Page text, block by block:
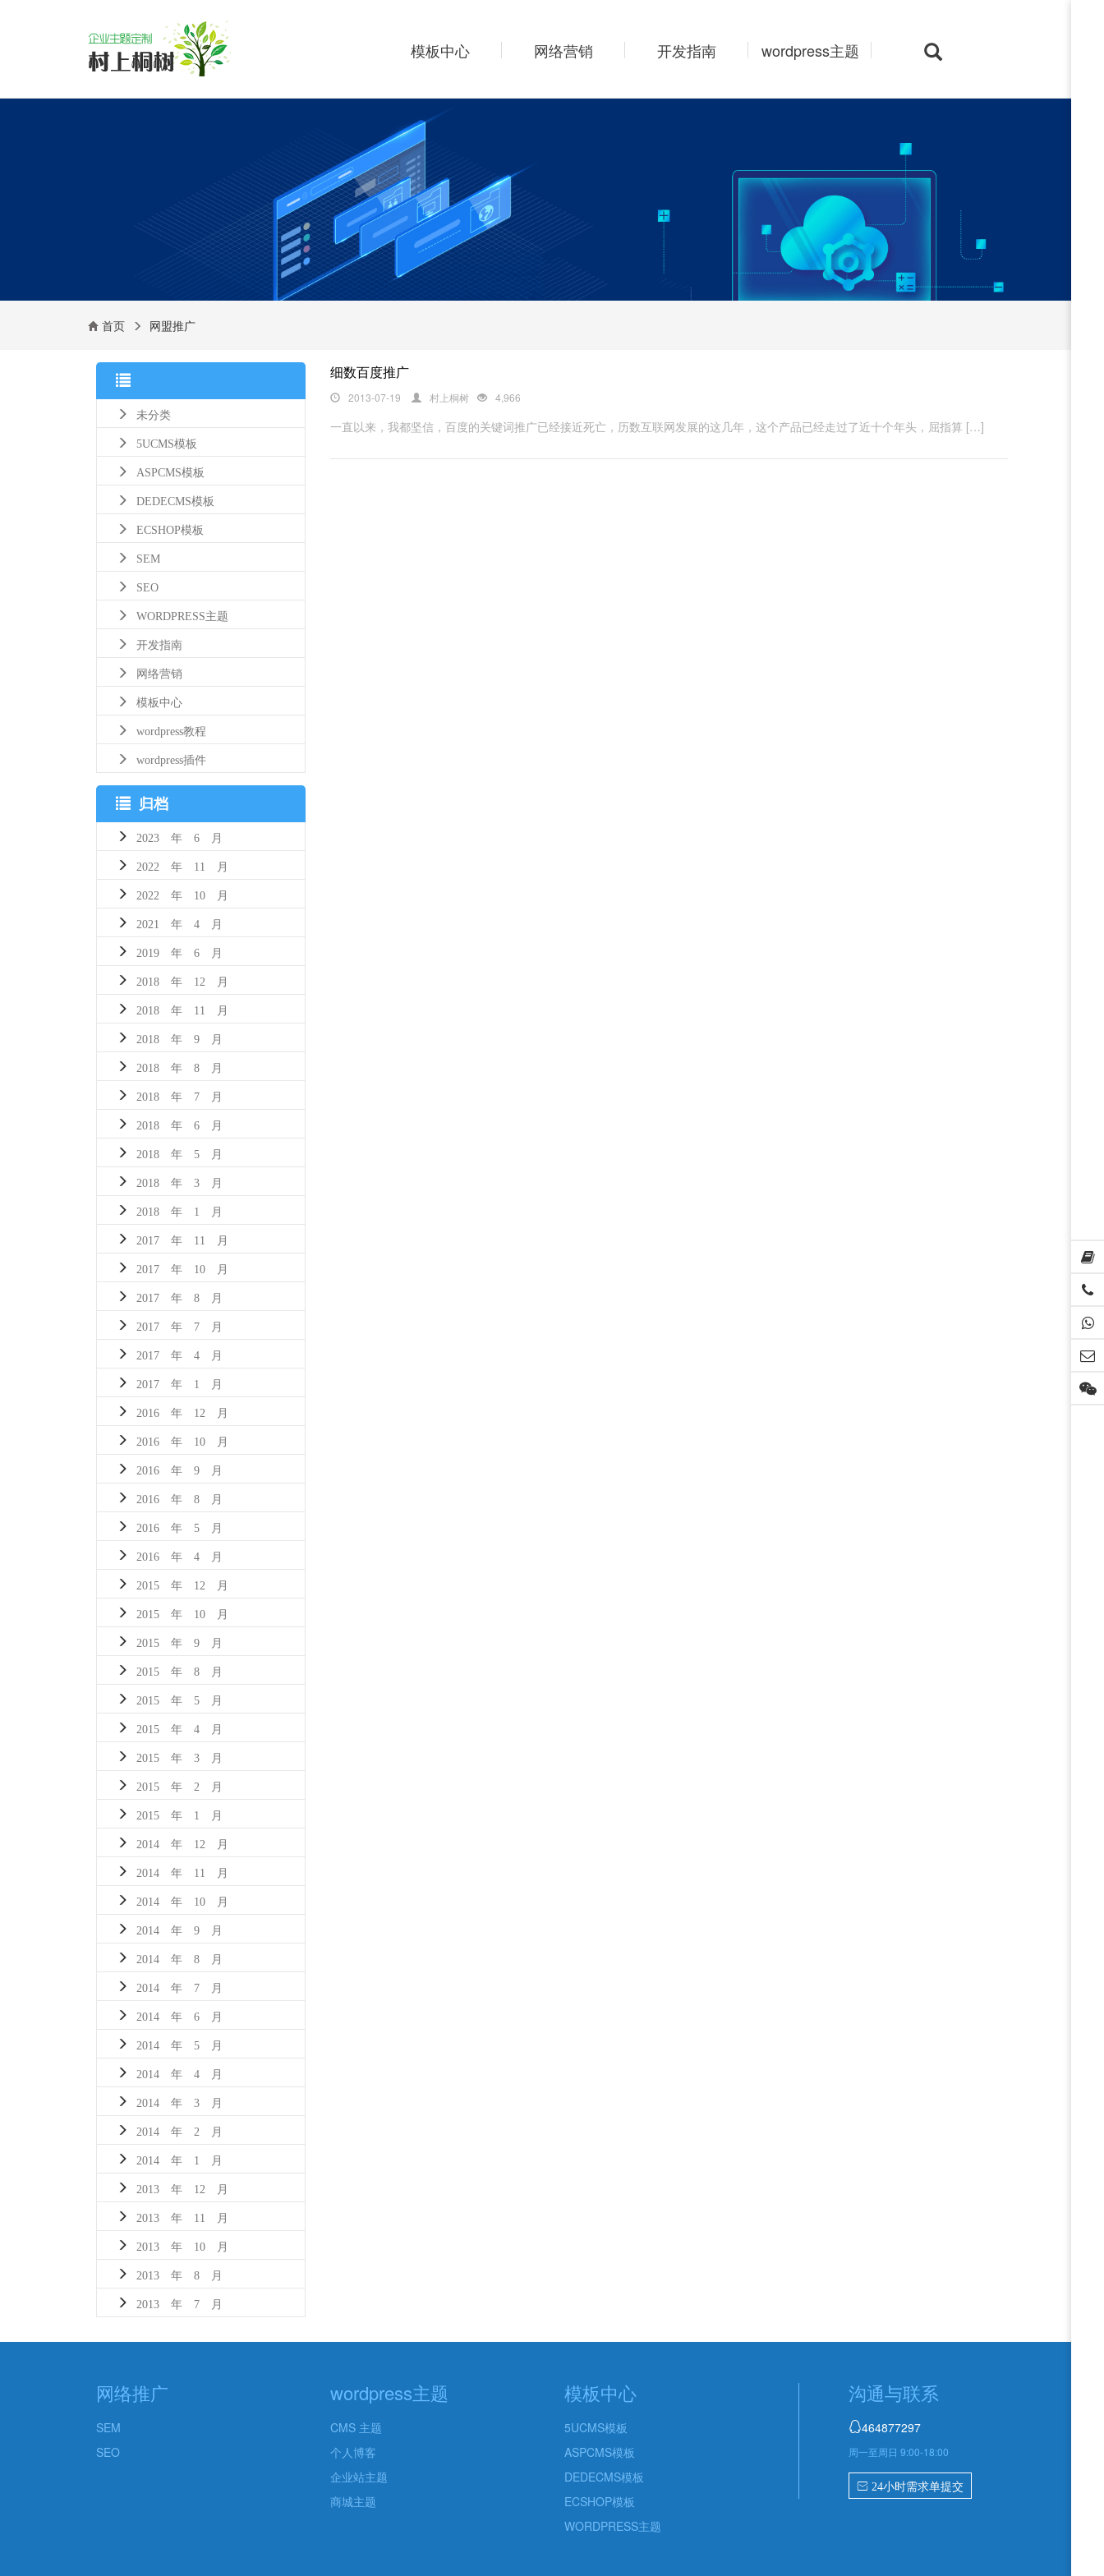
模板中心 网络营销 开发指南 wordpress主题
首页 网盟推广
未分类
5UCMS模板
ASPCMS模板
DEDECMS模板
ECSHOP模板
SEM
SEO
WORDPRESS主题
开发指南
网络营销
模板中心
wordpress教程
wordpress插件
归档
2023 年 6 月
2022 年 11 月
2022 年 10 月
2021 年 4 月
2019 年 6 月
2018 年 12 月
2018 年 11 月
2018 年 9 月
2018 年 8 月
2018 年 7 月
2018 年 6 月
2018 年 5 月
2018 年 3 月
2018 年 1 月
2017 年 11 月
2017 年 10 月
2017 年 8 月
2017 年 7 月
2017 年 4 月
2017 年 1 月
2016 年 12 月
2016 年 10 月
2016 年 9 月
2016 年 8 月
2016 年 5 月
2016 年 4 月
2015 年 12 月
2015 年 10 月
2015 年 9 月
2015 年 8 月
2015 年 5 月
2015 年 4 月
2015 年 3 月
2015 年 2 月
2015 年 1 月
2014 年 12 月
2014 年 11 月
2014 年 10 月
2014 年 9 月
2014 年 8 月
2014 年 7 月
2014 年 6 月
2014 年 5 月
2014 年 4 月
2014 年 3 月
2014 年 2 月
2014 年 1 月
2013 年 12 月
2013 年 11 月
2013 年 10 月
2013 年 8 月
2013 年 7 月
细数百度推广
2013-07-19 村上桐树 4,966
一直以来，我都坚信，百度的关键词推广已经接近死亡，历数互联网发展的这几年，这个产品已经走过了近十个年头，屈指算 […]
网络推广
SEM
SEO
wordpress主题
CMS 主题
个人博客
企业站主题
商城主题
模板中心
5UCMS模板
ASPCMS模板
DEDECMS模板
ECSHOP模板
WORDPRESS主题
沟通与联系
464877297
周一至周日 9:00-18:00
 24小时需求单提交